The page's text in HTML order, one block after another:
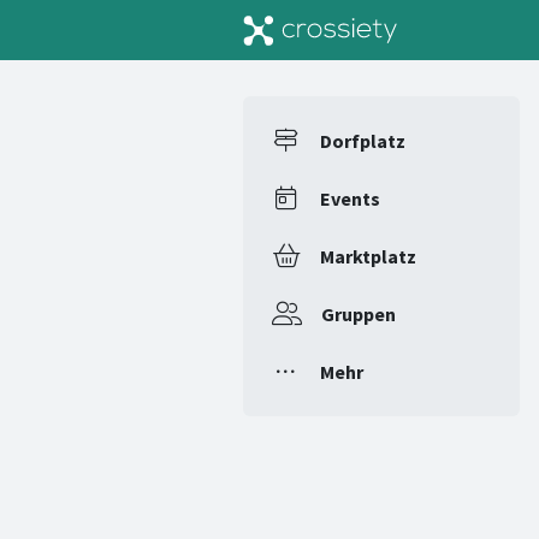
Dorfplatz
Events
Marktplatz
Gruppen
Mehr